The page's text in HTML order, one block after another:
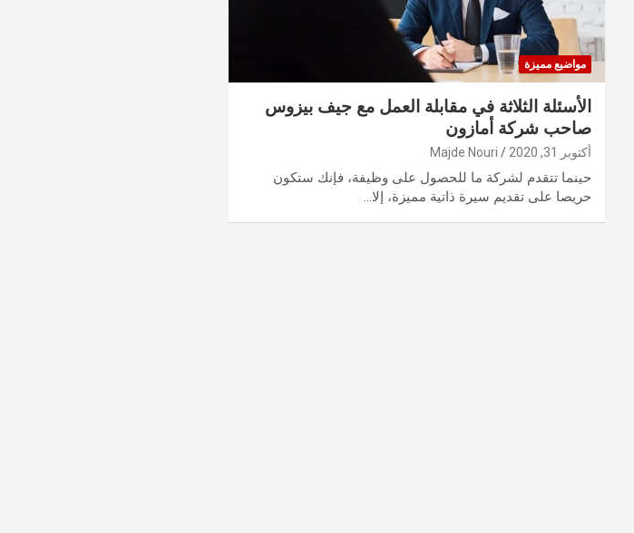
مواضيع مميزة
الأسئلة الثلاثة في مقابلة العمل مع جيف بيزوس
صاحب شركة أمازون
أكتوبر 31, 2020 Majde Nouri
حينما تتقدم لشركة ما للحصول على وظيفة، فإنك ستكون
حريصا على تقديم سيرة ذاتية مميزة، إلا…